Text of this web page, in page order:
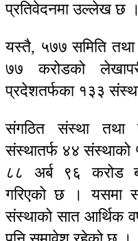
प्रतिवेदनमा उल्लेख छ ।
यस्तै, ५७७ समिति
७७ करोडको
प्रदेशतर्फका १३३
संगठित संस्था तथा
संस्थातर्फ ४४ संस्थाको
८८ अर्ब ९६ करोड
गरिएको छ । यसमा
संस्थाको सात आर्थिक